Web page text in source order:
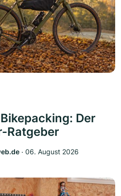
Der
Ratgeber
‧ 06. August 2026